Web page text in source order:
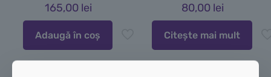
165,00 lei
Adaugă în coș
80,00 lei
Citește mai mult